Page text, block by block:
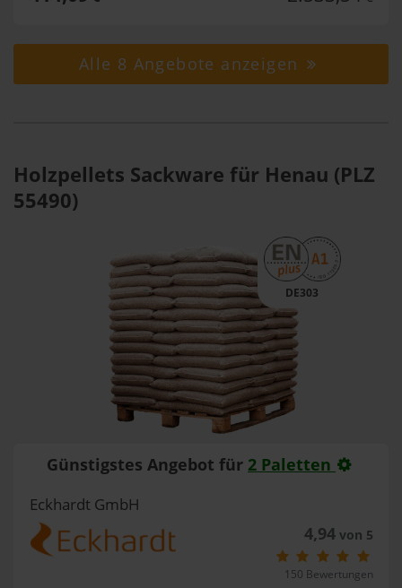
Alle 8 Angebote anzeigen
Holzpellets Sackware für Henau (PLZ
55490)
DE303
Günstigstes Angebot für 2 Paletten
Eckhardt GmbH
4,94von 5
150 Bewertungen